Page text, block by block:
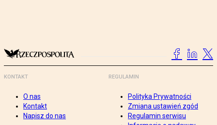
KONTAKT
O nas
Kontakt
Napisz do nas
REGULAMIN
Polityka Prywatności
Zmiana ustawień zgód
Regulamin serwisu